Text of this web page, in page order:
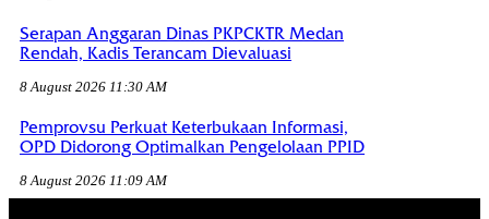
Serapan Anggaran Dinas PKPCKTR Medan
Rendah, Kadis Terancam Dievaluasi
8 August 2026 11:30 AM
Pemprovsu Perkuat Keterbukaan Informasi,
OPD Didorong Optimalkan Pengelolaan PPID
8 August 2026 11:09 AM